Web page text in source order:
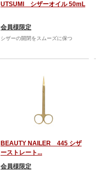
UTSUMI シザーオイル 50mL
会員様限定
シザーの開閉をスムーズに保つ
BEAUTY NAILER 445 シザ
ーストレート...
会員様限定